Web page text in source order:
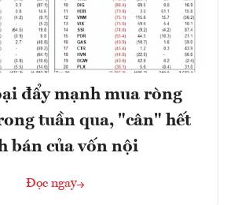
đẩy mạnh mua ròng
tuần qua, "cân" hết
bán của vốn nội
Đọc ngay